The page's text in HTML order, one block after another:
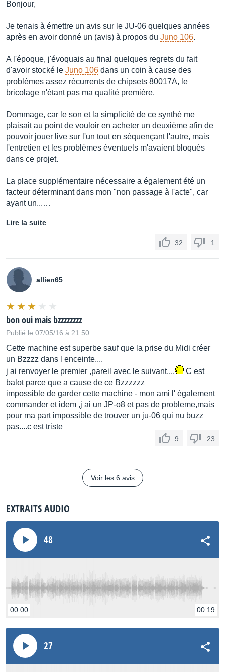
Bonjour,
Je tenais à émettre un avis sur le JU-06 quelques années
après en avoir donné un (avis) à propos du Juno 106.
A l'époque, j'évoquais au final quelques regrets du fait
d'avoir stocké le Juno 106 dans un coin à cause des
problèmes assez récurrents de chipsets 80017A, le
bricolage n'étant pas ma qualité première.
Dommage, car le son et la simplicité de ce synthé me
plaisait au point de vouloir en acheter un deuxième afin de
pouvoir jouer live sur l'un tout en séquençant l'autre, mais
l'entretien et les problèmes éventuels m'avaient bloqués
dans ce projet.
La place supplémentaire nécessaire a également été un
facteur déterminant dans mon "non passage à l'acte", car
ayant un...…
Lire la suite
32 1
allien65
bon oui mais bzzzzzzzz
Publié le 07/05/16 à 21:50
Cette machine est superbe sauf que la prise du Midi créer
un Bzzzz dans l enceinte....
j ai renvoyer le premier ,pareil avec le suivant....
C est
balot parce que a cause de ce Bzzzzzz
impossible de garder cette machine - mon ami l' également
commander et idem ,j ai un JP-o8 et pas de probleme,mais
pour ma part impossible de trouver un ju-06 qui nu buzz
pas....c est triste
9 23
Voir les 6 avis
EXTRAITS AUDIO
48
00:00 00:19
27